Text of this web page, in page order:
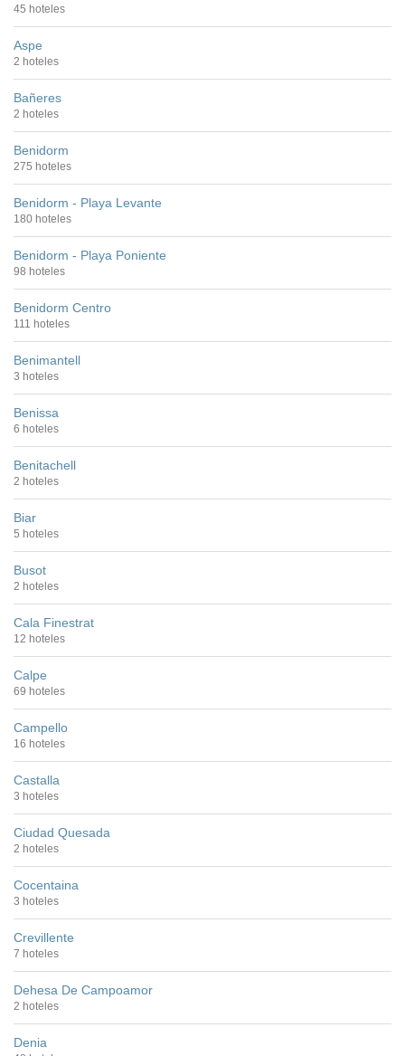
45 hoteles
Aspe
2 hoteles
Bañeres
2 hoteles
Benidorm
275 hoteles
Benidorm - Playa Levante
180 hoteles
Benidorm - Playa Poniente
98 hoteles
Benidorm Centro
111 hoteles
Benimantell
3 hoteles
Benissa
6 hoteles
Benitachell
2 hoteles
Biar
5 hoteles
Busot
2 hoteles
Cala Finestrat
12 hoteles
Calpe
69 hoteles
Campello
16 hoteles
Castalla
3 hoteles
Ciudad Quesada
2 hoteles
Cocentaina
3 hoteles
Crevillente
7 hoteles
Dehesa De Campoamor
2 hoteles
Denia